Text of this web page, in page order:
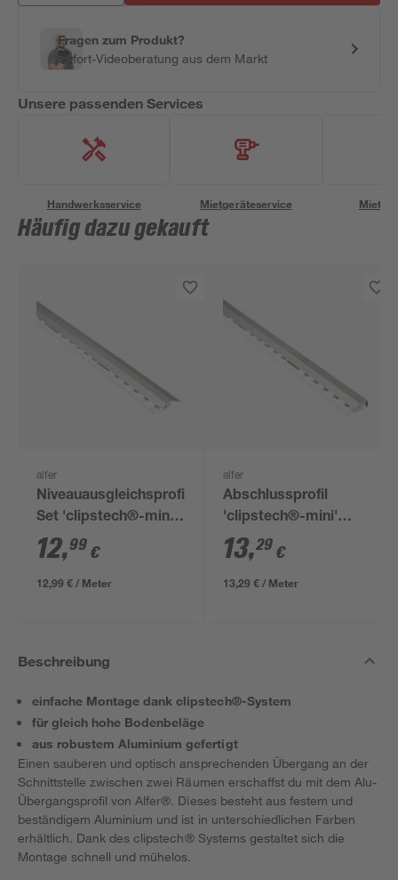
Fragen zum Produkt?
Sofort-Videoberatung aus dem Markt
Unsere passenden Services
Handwerksservice Mietgeräteservice
Häufig dazu gekauft
alfer
Niveauausgleichsprofil-
Set 'clipstech®-mini',
silber eloxiert
12,99 €
12,99 € / Meter
alfer
Abschlussprofil
'clipstech®-mini'
Aluminium silber 1000
x 19,5 mm
13,29 €
13,29 € / Meter
Beschreibung
einfache Montage dank clipstech®-System
für gleich hohe Bodenbeläge
aus robustem Aluminium gefertigt
Einen sauberen und optisch ansprechenden Übergang an der
Schnittstelle zwischen zwei Räumen erschaffst du mit dem Alu-
Übergangsprofil von Alfer®. Dieses besteht aus festem und
beständigem Aluminium und ist in unterschiedlichen Farben
erhältlich. Dank des clipstech® Systems gestaltet sich die
Montage schnell und mühelos.